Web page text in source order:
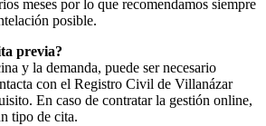
meses por lo que recomendamos siempre
posible.
previa?
y la demanda, puede ser necesario
con el Registro Civil de Villanázar
En caso de contratar la gestión online,
tipo de cita.